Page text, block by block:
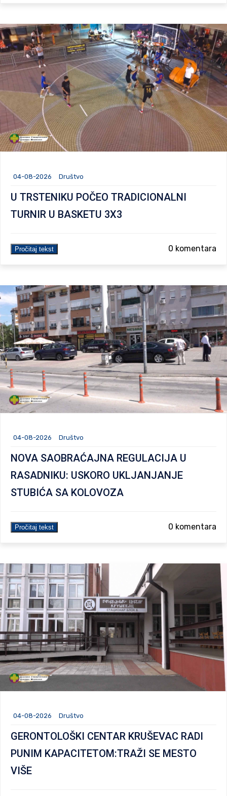
04-08-2026 Društvo
U TRSTENIKU POČEO TRADICIONALNI
TURNIR U BASKETU 3X3
Pročitaj tekst 0 komentara
04-08-2026 Društvo
NOVA SAOBRAĆAJNA REGULACIJA U
RASADNIKU: USKORO UKLJANJANJE
STUBIĆA SA KOLOVOZA
Pročitaj tekst 0 komentara
04-08-2026 Društvo
GERONTOLOŠKI CENTAR KRUŠEVAC RADI
PUNIM KAPACITETOM:TRAŽI SE MESTO
VIŠE